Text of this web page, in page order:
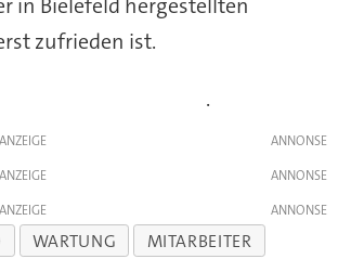
zufrieden ist.
.
ANZEIGE
ANZEIGE
ANZEIGE
WARTUNG
MITARBEITER